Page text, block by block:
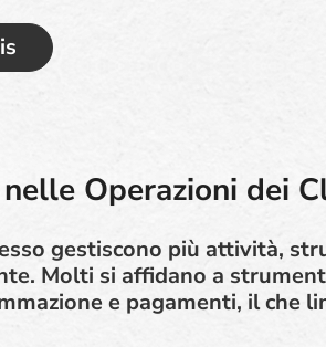
Operazioni dei
gestiscono più attività,
Molti si affidano a
e pagamenti, il che